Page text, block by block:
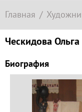
Главная
Ческидова
Биография